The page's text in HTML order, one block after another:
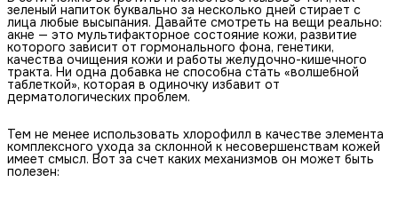
зеленый напиток буквально за несколько дней стирает с
лица любые высыпания. Давайте смотреть на вещи реально:
акне — это мультифакторное состояние кожи, развитие
которого зависит от гормонального фона, генетики,
качества очищения кожи и работы желудочно-кишечного
тракта. Ни одна добавка не способна стать «волшебной
таблеткой», которая в одиночку избавит от
дерматологических проблем.
Тем не менее использовать хлорофилл в качестве элемента
комплексного ухода за склонной к несовершенствам кожей
имеет смысл. Вот за счет каких механизмов он может быть
полезен: